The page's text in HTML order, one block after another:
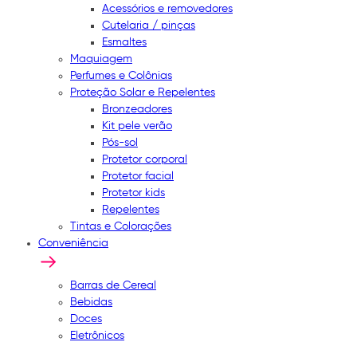
Acessórios e removedores
Cutelaria / pinças
Esmaltes
Maquiagem
Perfumes e Colônias
Proteção Solar e Repelentes
Bronzeadores
Kit pele verão
Pós-sol
Protetor corporal
Protetor facial
Protetor kids
Repelentes
Tintas e Colorações
Conveniência
Barras de Cereal
Bebidas
Doces
Eletrônicos